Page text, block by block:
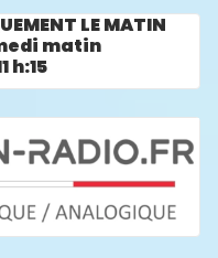
LE MATIN
matin
h:15